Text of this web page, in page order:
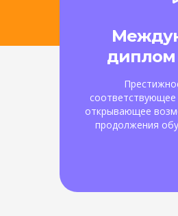
диплом
открывающее
продолжения